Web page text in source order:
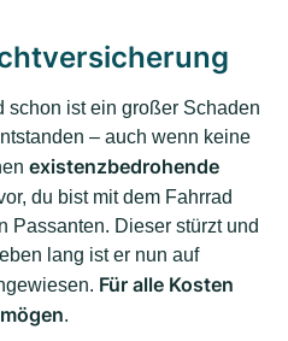
schon ist ein großer Schaden
– auch wenn keine
existenzbedrohende
du bist mit dem Fahrrad
Passanten. Dieser stürzt und
lang ist er nun auf
Für alle Kosten
.